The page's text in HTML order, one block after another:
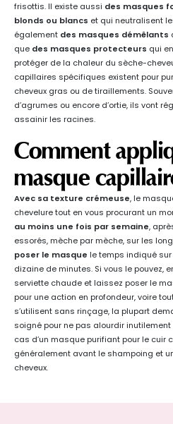
frisottis. Il existe aussi des masques
blonds ou blancs et qui neutralisent
également des masques démêlants
que des masques protecteurs qui
protéger de la chaleur du sèche-
capillaires spécifiques existent pour
cheveux gras ou de tiraillements.
d’agrumes ou encore d’ortie, ils vont
assainir les racines.
Comment
masque
Avec sa texture crémeuse, le
chevelure tout en vous procurant un
au moins une fois par semaine,
essorés, mèche par mèche, sur les
poser le masque le temps indiqué
dizaine de minutes. Si vous le pouvez,
serviette chaude et laissez poser le
pour une action en profondeur, voire
s’utilisent sans rinçage, la plupart
soigné pour ne pas alourdir
cas d’un masque purifiant pour le cuir
généralement avant le shampoing et
cheveux.